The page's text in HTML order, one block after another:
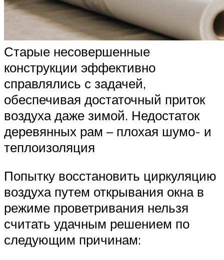
Старые несовершенные
конструкции эффективно
справлялись с задачей,
обеспечивая достаточный приток
воздуха даже зимой. Недостаток
деревянных рам – плохая шумо- и
теплоизоляция
Попытку восстановить циркуляцию
воздуха путем открывания окна в
режиме проветривания нельзя
считать удачным решением по
следующим причинам: